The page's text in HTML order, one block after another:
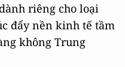
riêng cho loại
đẩy nền kinh tế tầm
không Trung